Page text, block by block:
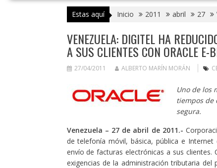
Estas aquí Inicio 2011 abril 27
VENEZUELA: DIGITEL HA
A SUS CLIENTES CON ORACLE E-
27/04/2011 ALBERTO MARÍN MORÁN
Uno de los
tiempos de
segura.
Venezuela – 27 de abril de 2011.-
de telefonía móvil, básica, pública e Internet
envío de facturas electrónicas a sus
exigencias de la administración tributaria